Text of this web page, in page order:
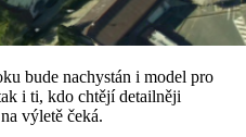
bude nachystán i model pro
i ti, kdo chtějí detailněji
výletě čeká.